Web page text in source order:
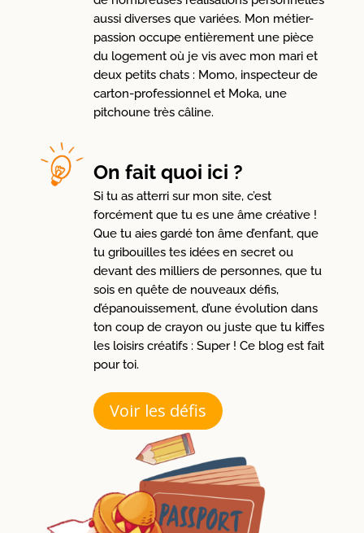
aussi diverses que variées. Mon métier-
passion occupe entièrement une pièce
du logement où je vis avec mon mari et
deux petits chats : Momo, inspecteur de
carton-professionnel et Moka, une
pitchoune très câline.
On fait quoi ici ?
Si tu as atterri sur mon site, c’est
forcément que tu es une âme créative !
Que tu aies gardé ton âme d’enfant, que
tu gribouilles tes idées en secret ou
devant des milliers de personnes, que tu
sois en quête de nouveaux défis,
d’épanouissement, d’une évolution dans
ton coup de crayon ou juste que tu kiffes
les loisirs créatifs : Super ! Ce blog est fait
pour toi.
Voir les défis